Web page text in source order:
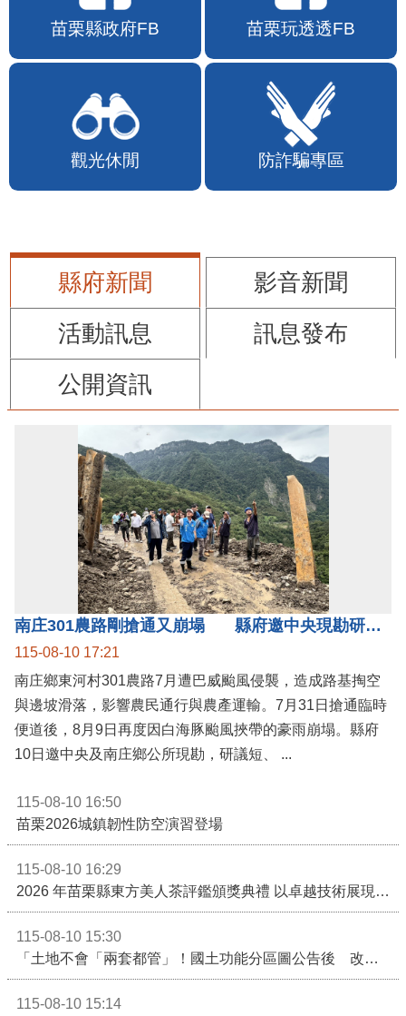
苗栗縣政府FB 苗栗玩透透FB
觀光休閒 防詐騙專區
縣府新聞
影音新聞
活動訊息
訊息發布
公開資訊
南庄301農路剛搶通又崩塌 縣府邀中央現勘研議短中長期治理方案
115-08-10 17:21
南庄鄉東河村301農路7月遭巴威颱風侵襲，造成路基掏空
與邊坡滑落，影響農民通行與農產運輸。7月31日搶通臨時
便道後，8月9日再度因白海豚颱風挾帶的豪雨崩塌。縣府
115-08-10 16:50
苗栗2026城鎮韌性防空演習登場
115-08-10 16:29
115-08-10 15:30
115-08-10 15:14